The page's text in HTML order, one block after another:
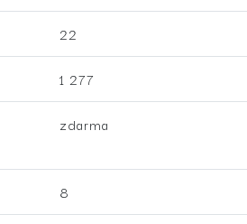
22
1 277
zdarma
8